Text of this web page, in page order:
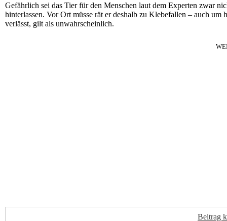
Gefährlich sei das Tier für den Menschen laut dem Experten zwar
hinterlassen. Vor Ort müsse rät er deshalb zu Klebefallen – auch
verlässt, gilt als unwahrscheinlich.
Beitrag